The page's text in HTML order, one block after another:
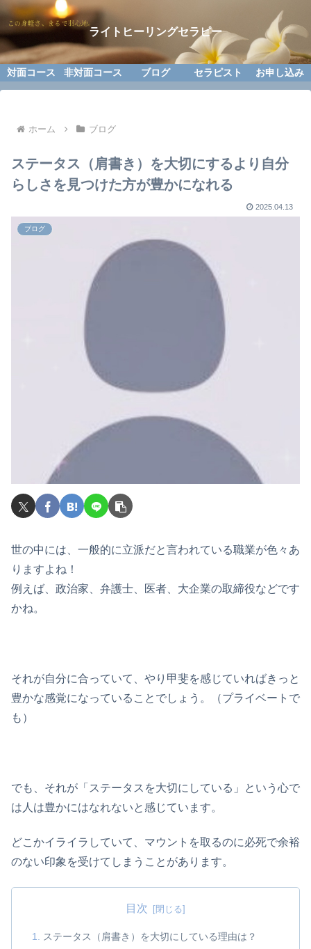
ライトヒーリングセラピー
対面コース 非対面コース ブログ セラピスト お申し込み
ホーム ブログ
ステータス（肩書き）を大切にするより自分
らしさを見つけた方が豊かになれる
2025.04.13
ブログ
世の中には、一般的に立派だと言われている職業が色々あ
りますよね！
例えば、政治家、弁護士、医者、大企業の取締役などです
かね。
それが自分に合っていて、やり甲斐を感じていればきっと
豊かな感覚になっていることでしょう。（プライベートで
も）
でも、それが「ステータスを大切にしている」という心で
は人は豊かにはなれないと感じています。
どこかイライラしていて、マウントを取るのに必死で余裕
のない印象を受けてしまうことがあります。
目次
ステータス（肩書き）を大切にしている理由は？